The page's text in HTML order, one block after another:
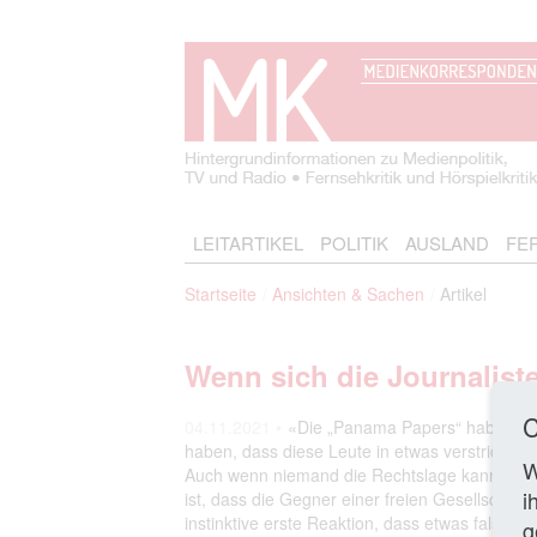
LEITARTIKEL POLITIK AUSLAND
Startseite Ansichten & Sachen Artikel
Wenn sich die
«Die „Panama Papers“ haben
haben, dass diese Leute in etwas verstrickt
Auch wenn niemand die Rechtslage kannte,
ist, dass die Gegner einer freien
instinktive erste Reaktion, dass etwas falsch